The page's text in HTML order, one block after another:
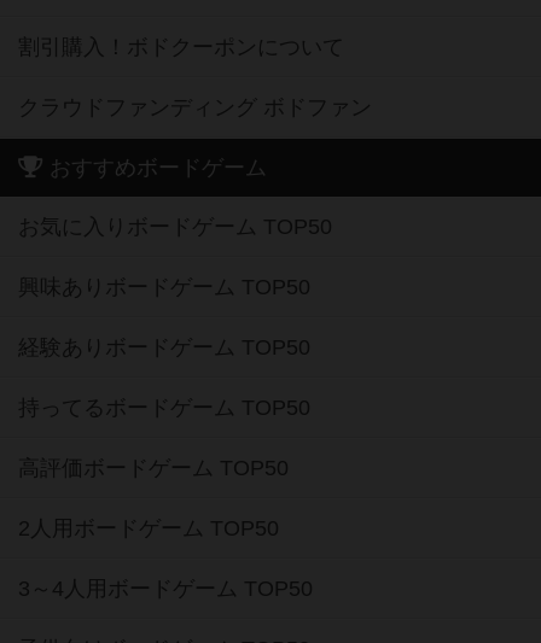
割引購入！ボドクーポンについて
クラウドファンディング ボドファン
おすすめボードゲーム
お気に入りボードゲーム TOP50
興味ありボードゲーム TOP50
経験ありボードゲーム TOP50
持ってるボードゲーム TOP50
高評価ボードゲーム TOP50
2人用ボードゲーム TOP50
3～4人用ボードゲーム TOP50